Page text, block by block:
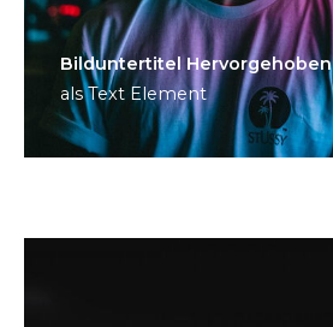
Bild­unter­titel Hervorgehoben
als Text Element